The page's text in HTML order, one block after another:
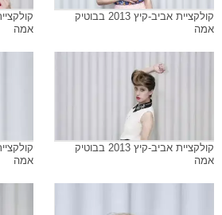
קולקציית אביב-קיץ 2013 בבוטיק
אמה
אמה
קולקציית אביב-קיץ 2013 בבוטיק
אמה
אמה